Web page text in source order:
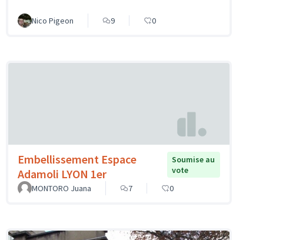
Nico Pigeon 9 0
Embellissement Espace
Adamoli LYON 1er
Soumise au
vote
MONTORO Juana
7 0